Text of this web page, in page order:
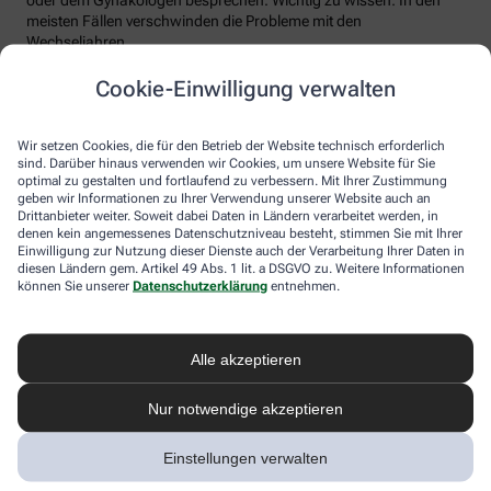
Cookie-Einwilligung verwalten
Wir setzen Cookies, die für den Betrieb der Website technisch erforderlich
sind. Darüber hinaus verwenden wir Cookies, um unsere Website für Sie
optimal zu gestalten und fortlaufend zu verbessern. Mit Ihrer Zustimmung
geben wir Informationen zu Ihrer Verwendung unserer Website auch an
Drittanbieter weiter. Soweit dabei Daten in Ländern verarbeitet werden, in
denen kein angemessenes Datenschutzniveau besteht, stimmen Sie mit Ihrer
Einwilligung zur Nutzung dieser Dienste auch der Verarbeitung Ihrer Daten in
diesen Ländern gem. Artikel 49 Abs. 1 lit. a DSGVO zu. Weitere Informationen
können Sie unserer Datenschutzerklärung entnehmen.
Alle akzeptieren
Nur notwendige akzeptieren
Einstellungen verwalten
meisten Fällen verschwinden die Probleme mit den
Wechseljahren.
Voraussetzung für eine erfolgreiche Behandlung ist allerdings
immer, dass die Endometriose auch als solche erkannt wird.
nehmen und ärztlich abklären lassen. Und sich auf keinen Fall
einreden lassen, sie seien normal.
Melden Sie sich hier an und sichern Sie
sich Ihren 10% Gutschein* für unsere
Apotheke